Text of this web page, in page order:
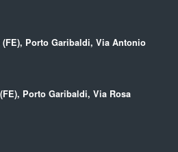
(FE), Porto Garibaldi, Via Antonio
Porto Garibaldi, Via Rosa